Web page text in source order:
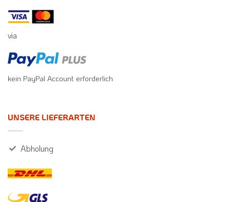
via
kein PayPal Account erforderlich
UNSERE LIEFERARTEN
Abholung